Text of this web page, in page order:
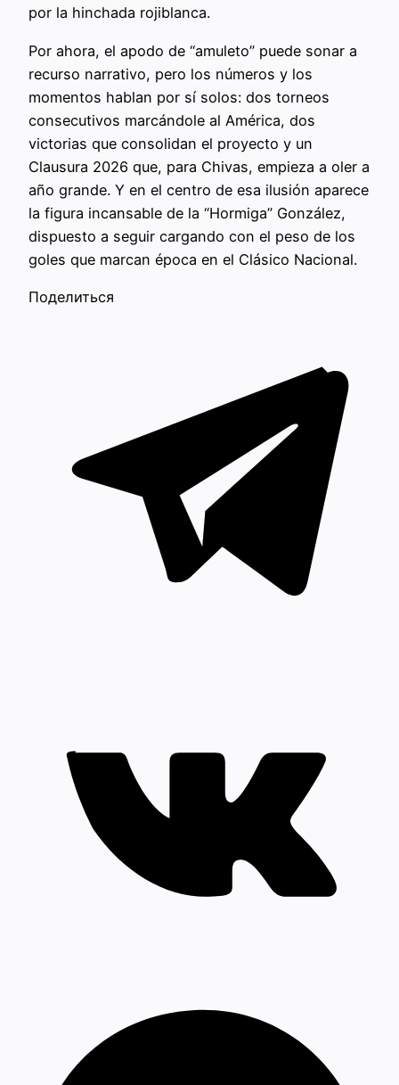
por la hinchada rojiblanca.
Por ahora, el apodo de “amuleto” puede sonar a
recurso narrativo, pero los números y los
momentos hablan por sí solos: dos torneos
consecutivos marcándole al América, dos
victorias que consolidan el proyecto y un
Clausura 2026 que, para Chivas, empieza a oler a
año grande. Y en el centro de esa ilusión aparece
la figura incansable de la “Hormiga” González,
dispuesto a seguir cargando con el peso de los
goles que marcan época en el Clásico Nacional.
Поделиться